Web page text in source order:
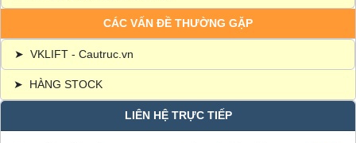
CÁC VẤN ĐỀ THƯỜNG GẶP
➤ VKLIFT - Cautruc.vn
➤ HÀNG STOCK
LIÊN HỆ TRỰC TIẾP